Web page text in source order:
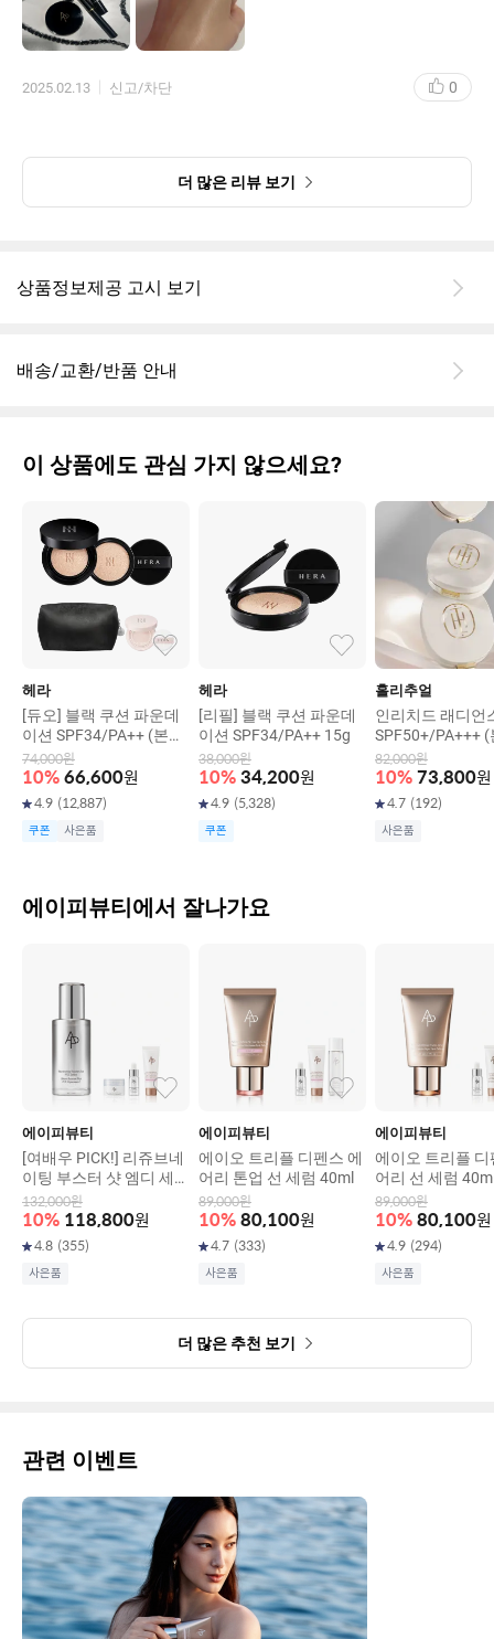
쓰윽 피부에 밀어주듯 바르면, 스킨케어 바르듯 쏘옥 머금는 사용감
이 너무 신기했어요! 굉장히 얇게 발리는 느낌이라 메이크업보단 가
벼운 세럼 바른 느낌의 발림성이에요. 쿠션을 두드리면 두꺼워져 브
러쉬처럼 퍼프로 쓸면서 바르는 편인데 이 매쉬 쿠션도 이렇게 바르
니 뭉치지 않고 얇게 잘 펴발리더라구요.
얇아서 커버력이 많이 높은 편은 아니지만, 손등 발색처럼 진한 핏줄
이 잘 커버됩니다. 자연스럽게 메이크업할 때 좋을 것 같아요. 평소
22호인데 밝은 피부 표현하고 싶어서 21호 구매했어요. 쿨/웜 상관
세미 글로우라 광이 약한가 싶었는데 에이오 선세럼 후 쿠션을 사용
2025.02.13 신고/차단 0
더 많은 리뷰 보기
상품정보제공 고시 보기
배송/교환/반품 안내
이 상품에도 관심 가지 않으세요?
헤라
[듀오] 블랙 쿠션 파운데
이션 SPF34/PA++ (본품
15g+리필15g)
74,000원
10% 66,600원
4.9 (12,887)
쿠폰 사은품
헤라
[리필] 블랙 쿠션 파운데
이션 SPF34/PA++ 15g
38,000원
10% 34,200원
4.9 (5,328)
쿠폰
홀리추얼
인리치드 래디언
SPF50+/PA+++
g + 리필13g)
82,000원
10% 73,800원
4.7 (192)
사은품
에이피뷰티에서 잘나가요
에이피뷰티
[여배우 PICK!] 리쥬브네
이팅 부스터 샷 엠디 세럼
30ml
132,000원
10% 118,800원
4.8 (355)
사은품
에이피뷰티
에이오 트리플 디펜스 에
어리 톤업 선 세럼 40ml
89,000원
10% 80,100원
4.7 (333)
사은품
에이피뷰티
에이오 트리플 디
어리 선 세럼
89,000원
10% 80,100원
4.9 (294)
사은품
더 많은 추천 보기
관련 이벤트